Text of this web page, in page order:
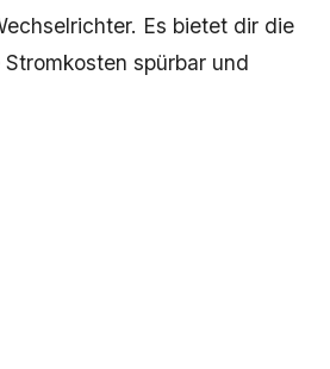
Es bietet dir die
spürbar und